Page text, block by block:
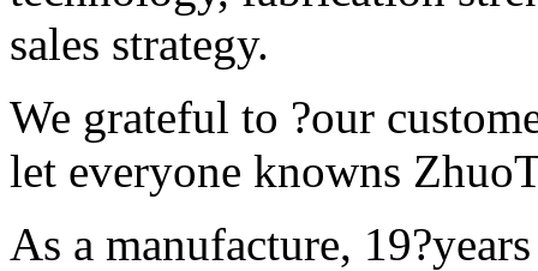
sales strategy.
We grateful to ?our
let everyone knowns
As a manufacture,